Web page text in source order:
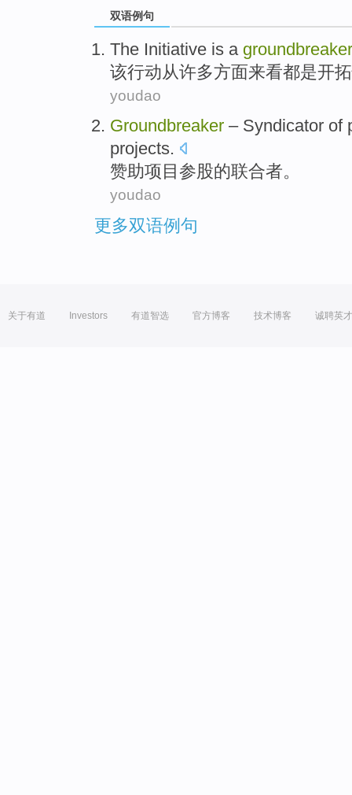
双语例句
The Initiative is a groundbreaker
该行动从许多方面来看都是开
youdao
Groundbreaker – Syndicator of
projects.
赞助项目 参股的联合者。
youdao
更多双语例句
关于有道 Investors 有道智选 官方博客 技术博客 诚聘英才